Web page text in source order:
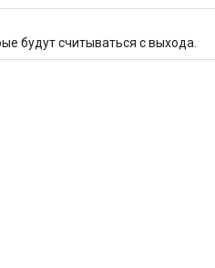
будут считываться с выхода.